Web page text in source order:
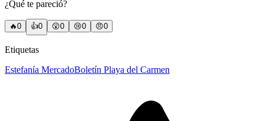
¿Qué te pareció?
🔥0 👍0 😲0 😢0 😠0
Etiquetas
Estefanía MercadoBoletín Playa del Carmen